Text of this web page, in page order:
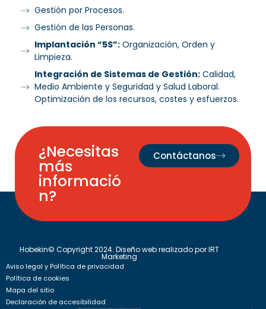
Gestión por Procesos.
Gestión de las Personas.
Implantación “5S”:Organización, Orden y
Limpieza.
Integración de Sistemas de Gestión:Calidad,
Medio Ambiente y Seguridad y Salud Laboral.
Optimización de los recursos, costes y esfuerzos.
¿Necesitas
más
informació
n?
Contáctanos
Hobekin© Copyright 2024. Diseño web realizado porIRT
Marketing
Aviso legal y Política de privacidad
Política de cookies
Mapa del sitio
Declaración de accesibilidad